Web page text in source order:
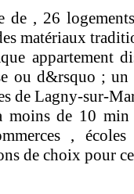
de , 26
matériaux
appartement
ou d&rsquo ; un
de Lagny-sur-
de 10
,
de choix pour